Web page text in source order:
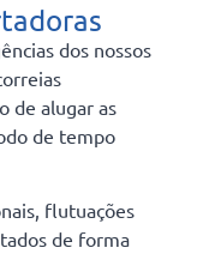
dos nossos
de alugar as
de tempo
flutuações
de forma